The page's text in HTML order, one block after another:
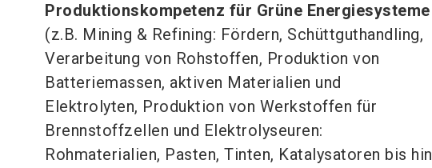
Produktionskompetenz für Grüne Energiesysteme
(z.B. Mining & Refining: Fördern, Schüttguthandling,
Verarbeitung von Rohstoffen, Produktion von
Batteriemassen, aktiven Materialien und
Elektrolyten, Produktion von Werkstoffen für
Brennstoffzellen und Elektrolyseuren:
Rohmaterialien, Pasten, Tinten, Katalysatoren bis hin